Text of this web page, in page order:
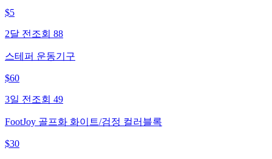
$5
2달 전 조회 88
스테퍼 운동기구
$60
3일 전 조회 49
FootJoy 골프화 화이트/검정 컬러블록
$30